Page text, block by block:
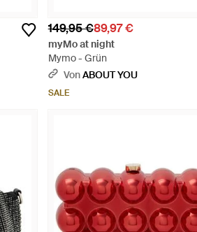
149,95 €89,97 €
myMo at night
Mymo - Grün
VonABOUT YOU
SALE